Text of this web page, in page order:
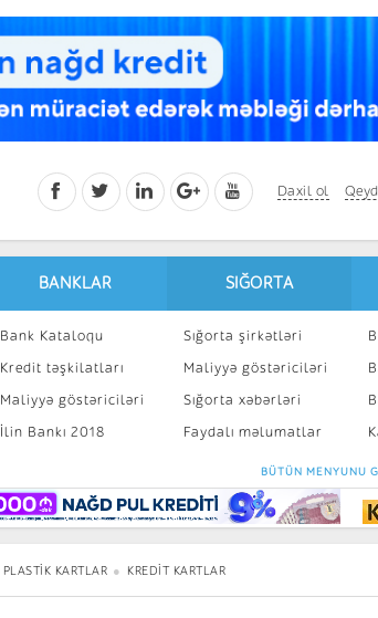
Daxil ol
BANKLAR
Bank Kataloqu
Kredit təşkilatları
Maliyyə göstəriciləri
İlin Bankı 2018
SIĞORTA
Sığorta şirkətləri
Maliyyə göstəriciləri
Sığorta xəbərləri
Faydalı məlumatlar
Sığorta kalkulyatoru
BÜTÜN MENYUNU
PLASTIK KARTLAR KREDIT KARTLAR